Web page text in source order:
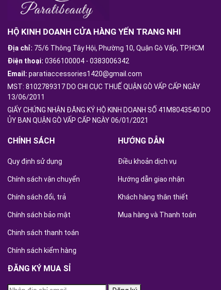
HỘ KINH DOANH CỬA HÀNG YẾN TRANG NHI
Địa chỉ: 75/6 Thông Tây Hội, Phường 10, Quận Gò Vấp, TP.HCM
Điện thoại: 0366100004 - 0383006342
Email: paratiaccessories1420@gmail.com
MST: 8102789317 DO CHI CỤC THUẾ QUẬN GÒ VẤP CẤP NGÀY
13/06/2011
GIẤY CHỨNG NHẬN ĐĂNG KÝ HỘ KINH DOANH SỐ 41M8043540 DO
ỦY BAN QUẬN GÒ VẤP CẤP NGÀY 06/01/2021
CHÍNH SÁCH
Quy định sử dụng
Chính sách vận chuyển
Chính sách đổi, trả
Chính sách bảo mật
Chinh sách thanh toán
Chính sách kiểm hàng
HƯỚNG DẪN
Điều khoản dịch vụ
Hướng dẫn giao nhận
Khách hàng thân thiết
Mua hàng và Thanh toán
ĐĂNG KÝ MUA SỈ